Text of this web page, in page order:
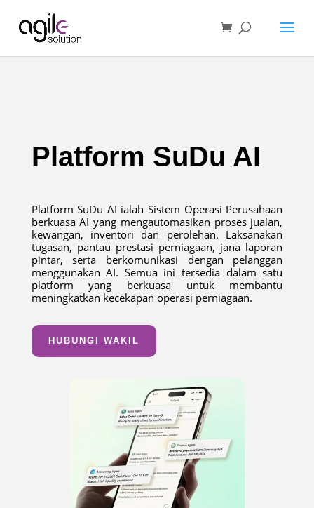
Platform SuDu AI
Platform SuDu AI ialah Sistem Operasi Perusahaan
berkuasa AI yang mengautomasikan proses jualan,
kewangan, inventori dan perolehan. Laksanakan
tugasan, pantau prestasi perniagaan, jana laporan
pintar, serta berkomunikasi dengan pelanggan
menggunakan AI. Semua ini tersedia dalam satu
platform yang berkuasa untuk membantu
meningkatkan kecekapan operasi perniagaan.
HUBUNGI WAKIL